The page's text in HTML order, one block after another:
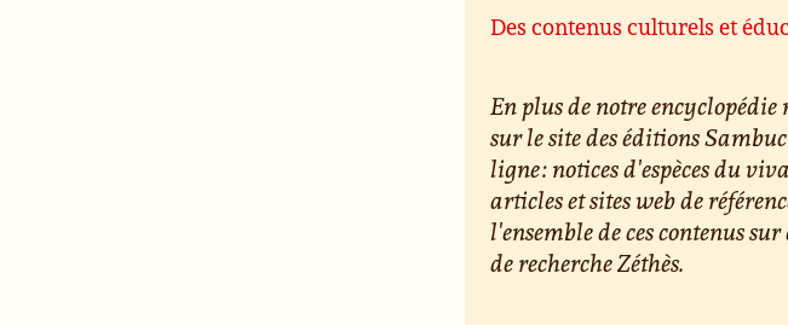
Des contenus culturels et
En plus de notre
sur le site des éditions
ligne : notices d'espèces du
articles et sites web de
l'ensemble de ces contenus
de recherche Zéthès.